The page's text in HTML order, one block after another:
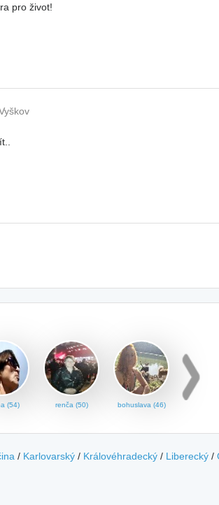
pro život!
(54) renča (50) bohuslava (46)
/ Karlovarský / Královéhradecký / Liberecký /